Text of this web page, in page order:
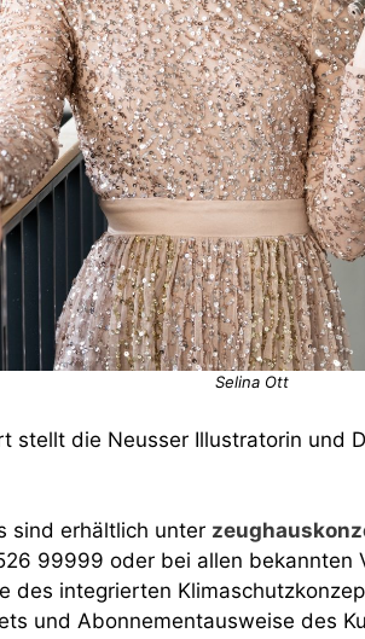
Selina Ott
stellt die Neusser Illustratorin und
sind erhältlich unter
99999 oder bei allen bekannten
des integrierten
und Abonnementausweise des